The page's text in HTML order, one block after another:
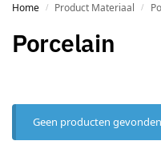
Home / Product Materiaal /
Porcelain
Geen producten